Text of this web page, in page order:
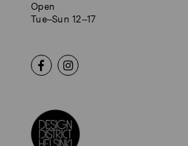
Open
Tue–Sun 12–17